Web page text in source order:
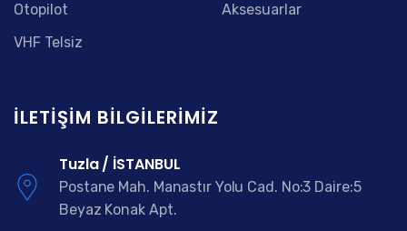
Otopilot
VHF Telsiz
Aksesuarlar
İLETIŞIM BILGILERIMIZ
Tuzla / İSTANBUL
Postane Mah. Manastır Yolu Cad. No:3 Daire:5
Beyaz Konak Apt.